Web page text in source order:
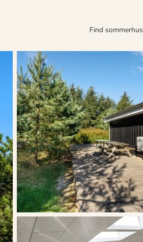
Find sommerhus